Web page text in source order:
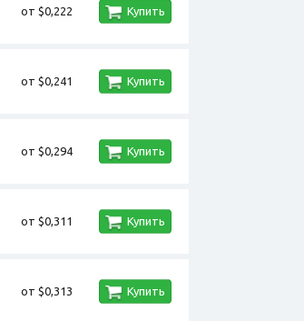
от $0,222 Купить
от $0,241 Купить
от $0,294 Купить
от $0,311 Купить
от $0,313 Купить